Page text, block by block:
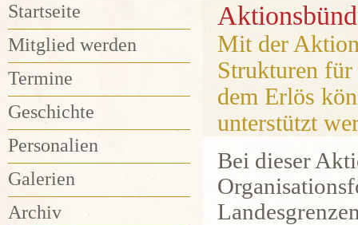
Startseite
Mitglied werden
Termine
Geschichte
Personalien
Galerien
Archiv
Mit der Aktion
Strukturen
dem Erlös
unterstützt
Bei dieser